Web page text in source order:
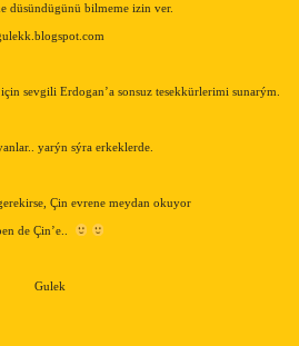
düsündügünü bilmeme izin ver.
sevgili Erdogan’a sonsuz tesekkürlerimi sunarým.
yarýn sýra erkeklerde.
Çin evrene meydan okuyor
de Çin’e..
Gulek